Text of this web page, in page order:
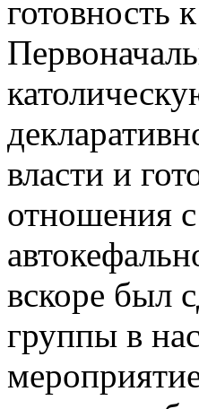
готовность
власти и
отношения
вскоре был
группы в